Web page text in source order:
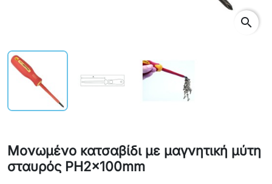
search
Μονωμένο κατσαβίδι με μαγνητική μύτη
σταυρός PH2x100mm